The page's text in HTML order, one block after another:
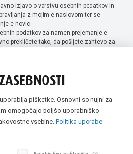
izjavo o varstvu osebnih podatkov in
z mojim e-naslovom ter se
e-novic.
podatkov za namen prejemanje e-
prekličete tako, da pošljete zahtevo za
piškotke. Osnovni so nujni za
omogočajo boljšo uporabniško
vsebine. Politika uporabe